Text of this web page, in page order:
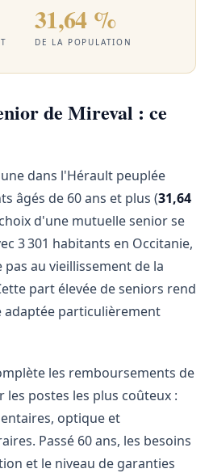
31,64 %
DE LA POPULATION
de Mireval : ce
dans l'Hérault peuplée
âgés de 60 ans et plus (31,64
d'une mutuelle senior se
3 301 habitants en Occitanie,
au vieillissement de la
part élevée de seniors rend
adaptée particulièrement
les remboursements de
les postes les plus coûteux :
optique et
Passé 60 ans, les besoins
et le niveau de garanties